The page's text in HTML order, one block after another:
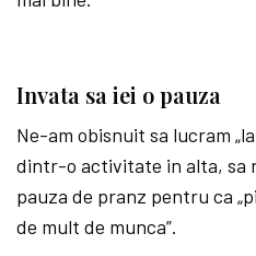
Invata sa iei o pauza
Ne-am obisnuit sa lucram
dintr-o activitate in alta, sa
pauza de pranz pentru ca
de mult de munca”.